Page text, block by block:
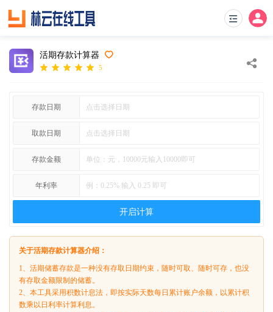
活期存款计算器
5
存款日期
取款日期
存款金额
年利率
开启计算
关于活期存款计算器介绍：
1、活期储蓄存款是一种没有存取日期约束，随时可取、随时可存，也没
有存取金额限制的储蓄。
2、本工具采用积数计息法，即按实际天数每日累计账户余额，以累计积
数乘以日利率计算利息。